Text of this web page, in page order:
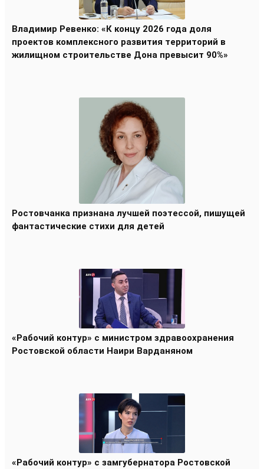
Владимир Ревенко: «К концу 2026 года доля
проектов комплексного развития территорий в
жилищном строительстве Дона превысит 90%»
Ростовчанка признана лучшей поэтессой, пишущей
фантастические стихи для детей
«Рабочий контур» с министром здравоохранения
Ростовской области Наири Варданяном
«Рабочий контур» с замгубернатора Ростовской